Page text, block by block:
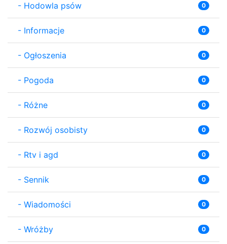
- Hodowla psów 0
- Informacje 0
- Ogłoszenia 0
- Pogoda 0
- Różne 0
- Rozwój osobisty 0
- Rtv i agd 0
- Sennik 0
- Wiadomości 0
- Wróżby 0